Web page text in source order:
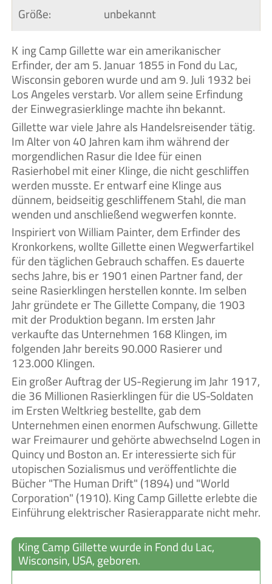
Größe:
unbekannt
King Camp Gillette war ein amerikanischer
Erfinder, der am 5. Januar 1855 in Fond du Lac,
Wisconsin geboren wurde und am 9. Juli 1932 bei
Los Angeles verstarb. Vor allem seine Erfindung
der Einwegrasierklinge machte ihn bekannt.
Gillette war viele Jahre als Handelsreisender tätig.
Im Alter von 40 Jahren kam ihm während der
morgendlichen Rasur die Idee für einen
Rasierhobel mit einer Klinge, die nicht geschliffen
werden musste. Er entwarf eine Klinge aus
dünnem, beidseitig geschliffenem Stahl, die man
wenden und anschließend wegwerfen konnte.
Inspiriert von William Painter, dem Erfinder des
Kronkorkens, wollte Gillette einen Wegwerfartikel
für den täglichen Gebrauch schaffen. Es dauerte
sechs Jahre, bis er 1901 einen Partner fand, der
seine Rasierklingen herstellen konnte. Im selben
Jahr gründete er The Gillette Company, die 1903
mit der Produktion begann. Im ersten Jahr
verkaufte das Unternehmen 168 Klingen, im
folgenden Jahr bereits 90.000 Rasierer und
123.000 Klingen.
Ein großer Auftrag der US-Regierung im Jahr 1917,
die 36 Millionen Rasierklingen für die US-Soldaten
im Ersten Weltkrieg bestellte, gab dem
Unternehmen einen enormen Aufschwung. Gillette
war Freimaurer und gehörte abwechselnd Logen in
Quincy und Boston an. Er interessierte sich für
utopischen Sozialismus und veröffentlichte die
Bücher "The Human Drift" (1894) und "World
Corporation" (1910). King Camp Gillette erlebte die
Einführung elektrischer Rasierapparate nicht mehr.
King Camp Gillette wurde in Fond du Lac,
Wisconsin, USA, geboren.